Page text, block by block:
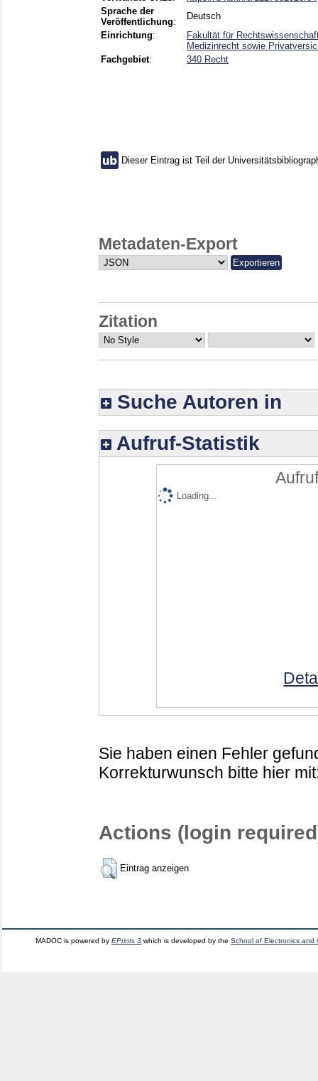
Sprache der
Veröffentlichung:
Deutsch
Einrichtung:
Fakultät für
Medizinrecht sowie
Fachgebiet: 340 Recht
Dieser Eintrag ist Teil der
Metadaten-Export
Zitation
Suche Autoren in
Aufruf-Statistik
Loading...
Sie haben einen Fehler
Korrekturwunsch bitte hier
Actions (login
Eintrag anzeigen
MADOC is powered byEPrints 3 which is developed by theSchool of Electronics and